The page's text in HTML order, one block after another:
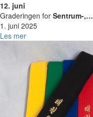
12. juni
Graderingen for Sentrum-,…
1. juni 2025
Les mer